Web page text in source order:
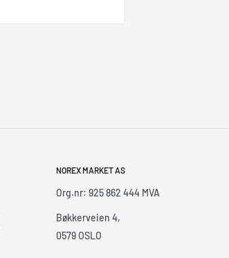
NOREX MARKET AS
Org.nr: 925 862 444 MVA
Bøkkerveien 4,
0579 OSLO